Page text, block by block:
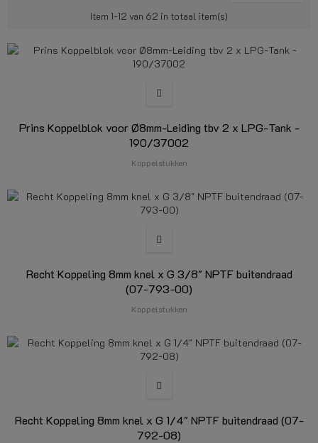
Item 1-12 van 62 in totaal item(s)
Prins Koppelblok voor Ø8mm-Leiding tbv 2 x LPG-Tank -
190/37002
Koppelstukken
Recht Koppeling 8mm knel x G 3/8" NPTF buitendraad
(07-793-00)
Koppelstukken
Recht Koppeling 8mm knel x G 1/4" NPTF buitendraad (07-
792-08)